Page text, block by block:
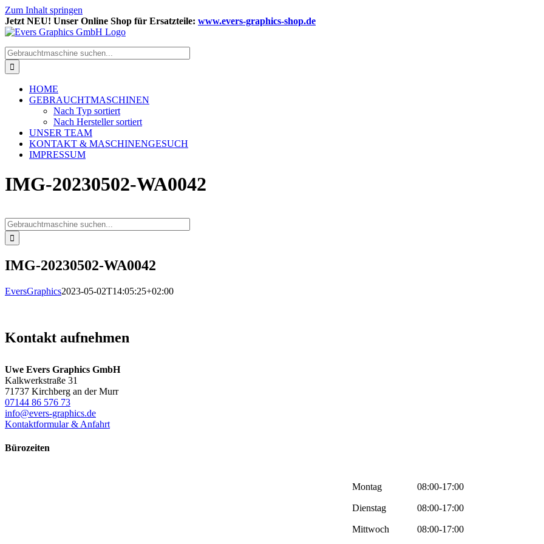
Zum Inhalt springen
Jetzt NEU! Unser Online Shop für Ersatzteile: www.evers-graphics-shop.de
HOME
GEBRAUCHTMASCHINEN
Nach Typ sortiert
Nach Hersteller sortiert
UNSER TEAM
KONTAKT & MASCHINENGESUCH
IMPRESSUM
IMG-20230502-WA0042
IMG-20230502-WA0042
EversGraphics2023-05-02T14:05:25+02:00
Kontakt aufnehmen
Uwe Evers Graphics GmbH
Kalkwerkstraße 31
71737 Kirchberg an der Murr
07144 86 576 73
info@evers-graphics.de
Kontaktformular & Anfahrt
Bürozeiten
Montag 08:00-17:00
Dienstag 08:00-17:00
Mittwoch 08:00-17:00